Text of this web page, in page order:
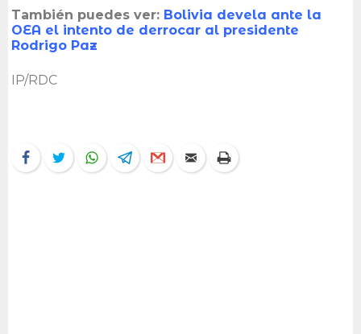
También puedes ver: Bolivia devela ante la
OEA el intento de derrocar al presidente
Rodrigo Paz
IP/RDC